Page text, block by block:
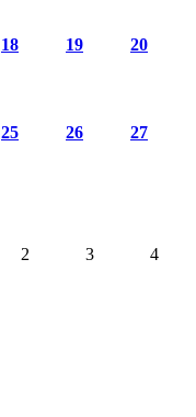
18 19 20
25 26 27
2 3 4